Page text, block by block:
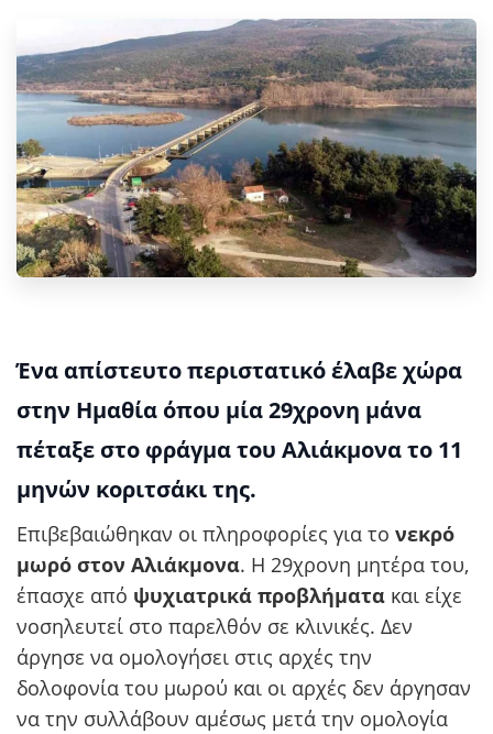
Ένα απίστευτο περιστατικό έλαβε χώρα
στην Ημαθία όπου μία 29χρονη μάνα
πέταξε στο φράγμα του Αλιάκμονα το 11
μηνών κοριτσάκι της.
Επιβεβαιώθηκαν οι πληροφορίες για το νεκρό
μωρό στον Αλιάκμονα. Η 29χρονη μητέρα του,
έπασχε από ψυχιατρικά προβλήματα και είχε
νοσηλευτεί στο παρελθόν σε κλινικές. Δεν
άργησε να ομολογήσει στις αρχές την
δολοφονία του μωρού και οι αρχές δεν άργησαν
να την συλλάβουν αμέσως μετά την ομολογία